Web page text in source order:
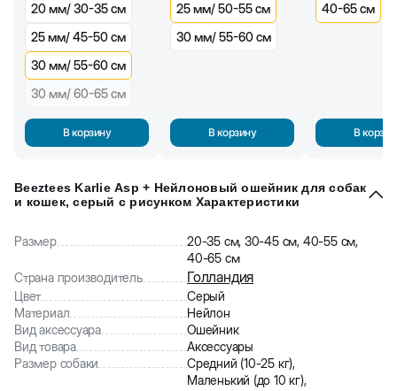
20 мм/ 30-35 см
25 мм/ 45-50 см
30 мм/ 55-60 см
30 мм/ 60-65 см
В корзину
25 мм/ 50-55 см
30 мм/ 55-60 см
В корзину
40-65 см
В
Beeztees Karlie Asp + Нейлоновый ошейник для собак
и кошек, серый с рисунком Характеристики
Размер
20-35 см, 30-45 см, 40-55 см,
40-65 см
Страна производитель
Голландия
Цвет
Серый
Материал
Нейлон
Вид аксессуара
Ошейник
Вид товара
Аксессуары
Размер собаки
Средний (10-25 кг),
Маленький (до 10 кг),